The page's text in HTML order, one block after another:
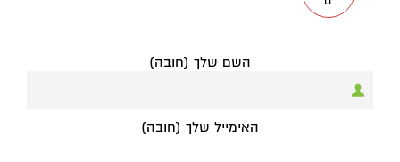
השם שלך (חובה)
האימייל שלך (חובה)